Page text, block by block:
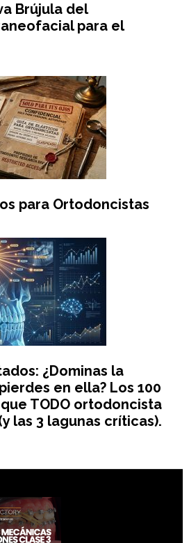
Brújula del
para el
para Ortodoncistas
¿Dominas la
en ella? Los 100
TODO ortodoncista
las 3 lagunas críticas).